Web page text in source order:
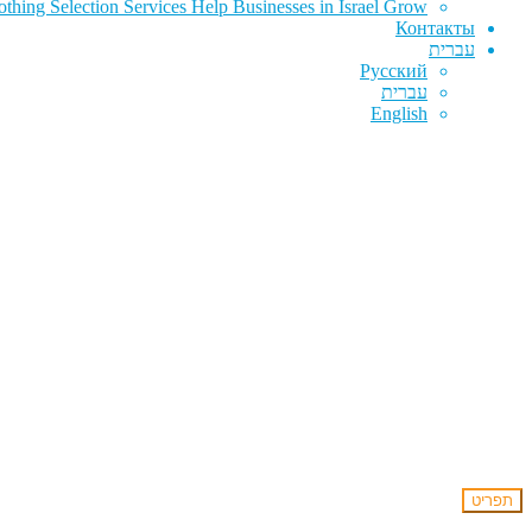
Selection Services Help Businesses in Israel Grow
Контакты
עברית
Русский
עברית
English
תפריט